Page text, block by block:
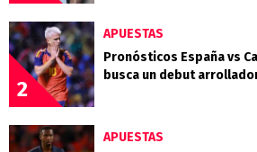
2
APUESTAS
Pronósticos España vs
busca un debut
APUESTAS